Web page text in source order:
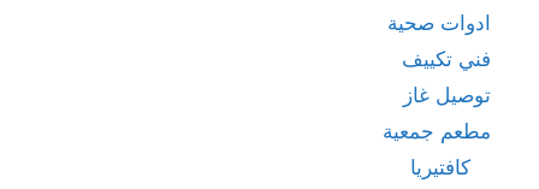
ادوات صحية
فني تكييف
توصيل غاز
مطعم جمعية
كافتيريا